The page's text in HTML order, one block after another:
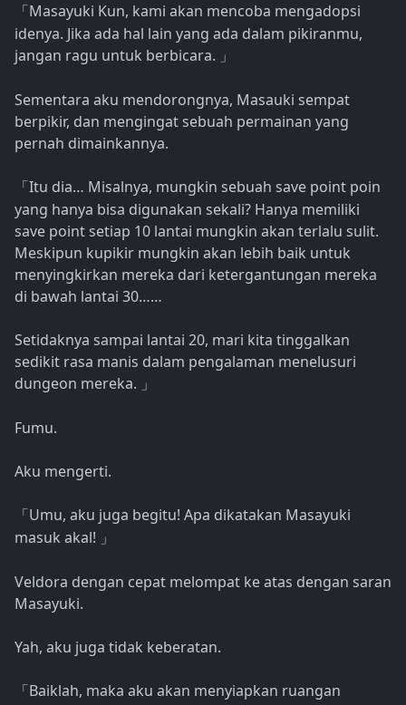
「 Masayuki Kun, kami akan mencoba mengadopsi
idenya. Jika ada hal lain yang ada dalam pikiranmu,
jangan ragu untuk berbicara.
」
Sementara aku mendorongnya, Masauki sempat
berpikir, dan mengingat sebuah permainan yang
pernah dimainkannya.
「 Itu dia… Misalnya, mungkin sebuah save point poin
yang hanya bisa digunakan sekali? Hanya memiliki
save point setiap 10 lantai mungkin akan terlalu sulit.
Meskipun kupikir mungkin akan lebih baik untuk
menyingkirkan mereka dari ketergantungan mereka
di bawah lantai 30……
Setidaknya sampai lantai 20, mari kita tinggalkan
sedikit rasa manis dalam pengalaman menelusuri
dungeon mereka.
」
Fumu.
Aku mengerti.
「 Umu, aku juga begitu! Apa dikatakan Masayuki
masuk akal!
」
Veldora dengan cepat melompat ke atas dengan saran
Masayuki.
Yah, aku juga tidak keberatan.
「 Baiklah, maka aku akan menyiapkan ruangan